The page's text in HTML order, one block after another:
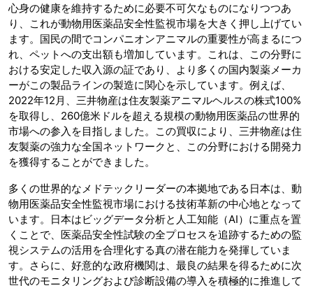
心身の健康を維持するために必要不可欠なものになりつつあ
り、これが動物用医薬品安全性監視市場を大きく押し上げてい
ます。国民の間でコンパニオンアニマルの重要性が高まるにつ
れ、ペットへの支出額も増加しています。これは、この分野に
おける安定した収入源の証であり、より多くの国内製薬メーカ
ーがこの製品ラインの製造に関心を示しています。例えば、
2022年12月、三井物産は住友製薬アニマルヘルスの株式100%
を取得し、260億米ドルを超える規模の動物用医薬品の世界的
市場への参入を目指しました。この買収により、三井物産は住
友製薬の強力な全国ネットワークと、この分野における開発力
を獲得することができました。
多くの世界的なメドテックリーダーの本拠地である日本は、動
物用医薬品安全性監視市場における技術革新の中心地となって
います。日本はビッグデータ分析と人工知能（AI）に重点を置
くことで、医薬品安全性試験の全プロセスを追跡するための監
視システムの活用を合理化する真の潜在能力を発揮していま
す。さらに、好意的な政府機関は、最良の結果を得るために次
世代のモニタリングおよび診断設備の導入を積極的に推進して